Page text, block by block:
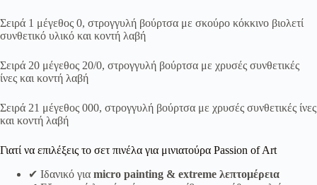
Σειρά 1 μέγεθος 0, στρογγυλή βούρτσα με σκούρο κόκκινο βιολετί
συνθετικό υλικό και κοντή λαβή
Σειρά 20 μέγεθος 20/0, στρογγυλή βούρτσα με χρυσές συνθετικές
ίνες και κοντή λαβή
Σειρά 21 μέγεθος 000, στρογγυλή βούρτσα με χρυσές συνθετικές ίνες
και κοντή λαβή
Γιατί να επιλέξεις το σετ πινέλα για μινιατούρα Passion of Art
✔ Ιδανικό για micro painting & extreme λεπτομέρεια